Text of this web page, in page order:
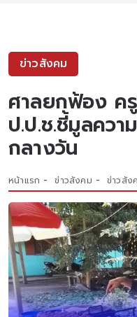
ข่าวสังคม
ศาลยกฟ้อง ค
ป.ป.ช.ชี้มูลควา
กลางวัน
หน้าแรก ข่าวสังคม ข่าวสัง